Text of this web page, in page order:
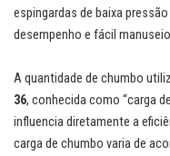
espingardas de baixa
desempenho e fácil
A quantidade de chumbo
36, conhecida como “carga
influencia diretamente a
carga de chumbo varia de